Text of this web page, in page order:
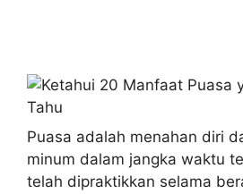
Puasa adalah menahan diri
minum dalam jangka waktu
telah dipraktikkan selama